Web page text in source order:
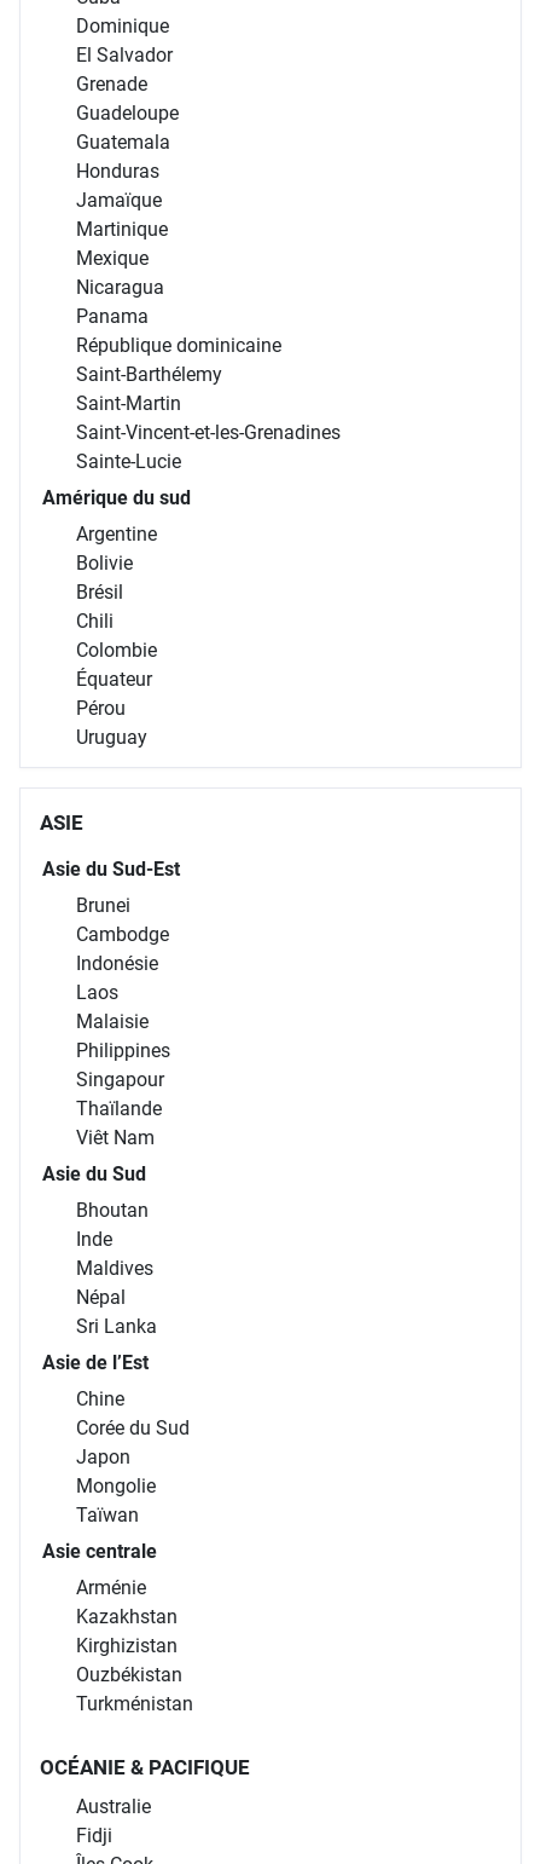
Dominique
El Salvador
Grenade
Guadeloupe
Guatemala
Honduras
Jamaïque
Martinique
Mexique
Nicaragua
Panama
République dominicaine
Saint-Barthélemy
Saint-Martin
Saint-Vincent-et-les-Grenadines
Sainte-Lucie
Amérique du sud
Argentine
Bolivie
Brésil
Chili
Colombie
Équateur
Pérou
Uruguay
ASIE
Asie du Sud-Est
Brunei
Cambodge
Indonésie
Laos
Malaisie
Philippines
Singapour
Thaïlande
Viêt Nam
Asie du Sud
Bhoutan
Inde
Maldives
Népal
Sri Lanka
Asie de l’Est
Chine
Corée du Sud
Japon
Mongolie
Taïwan
Asie centrale
Arménie
Kazakhstan
Kirghizistan
Ouzbékistan
Turkménistan
OCÉANIE & PACIFIQUE
Australie
Fidji